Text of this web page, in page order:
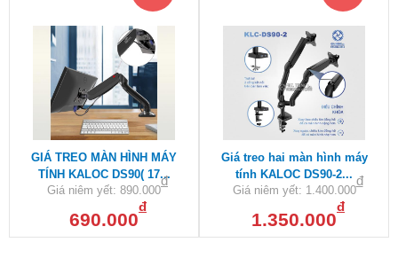
GIÁ TREO MÀN HÌNH MÁY
TÍNH KALOC DS90( 17...
Giá niêm yết: 890.000
đ
690.000
đ
Giá treo hai màn hình máy
tính KALOC DS90-2...
Giá niêm yết: 1.400.000
đ
1.350.000
đ